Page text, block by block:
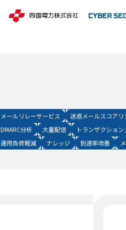
メールリレーサービス 迷惑メールスコアリ
DMARC分析 大量配信 トランザクション
運用負荷軽減 ナレッジ 到達率改善